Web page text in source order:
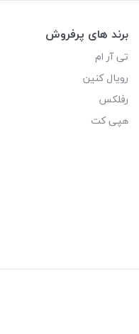
برند های پرفروش
تی آر ام
رویال کنین
رفلکس
هپی کت